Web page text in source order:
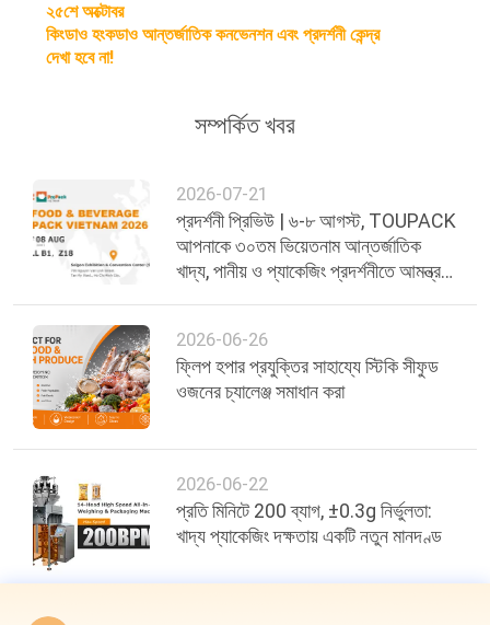
২৫শে অক্টোবর
কিংডাও হংকডাও আন্তর্জাতিক কনভেনশন এবং প্রদর্শনী কেন্দ্র
দেখা হবে না!
সম্পর্কিত খবর
2026-07-21
প্রদর্শনী প্রিভিউ | ৬-৮ আগস্ট, TOUPACK
আপনাকে ৩০তম ভিয়েতনাম আন্তর্জাতিক
খাদ্য, পানীয় ও প্যাকেজিং প্রদর্শনীতে আমন্ত্রণ
2026-06-26
ফ্লিপ হপার প্রযুক্তির সাহায্যে স্টিকি সীফুড
ওজনের চ্যালেঞ্জ সমাধান করা
2026-06-22
প্রতি মিনিটে 200 ব্যাগ, ±0.3g নির্ভুলতা:
খাদ্য প্যাকেজিং দক্ষতায় একটি নতুন মানদণ্ড